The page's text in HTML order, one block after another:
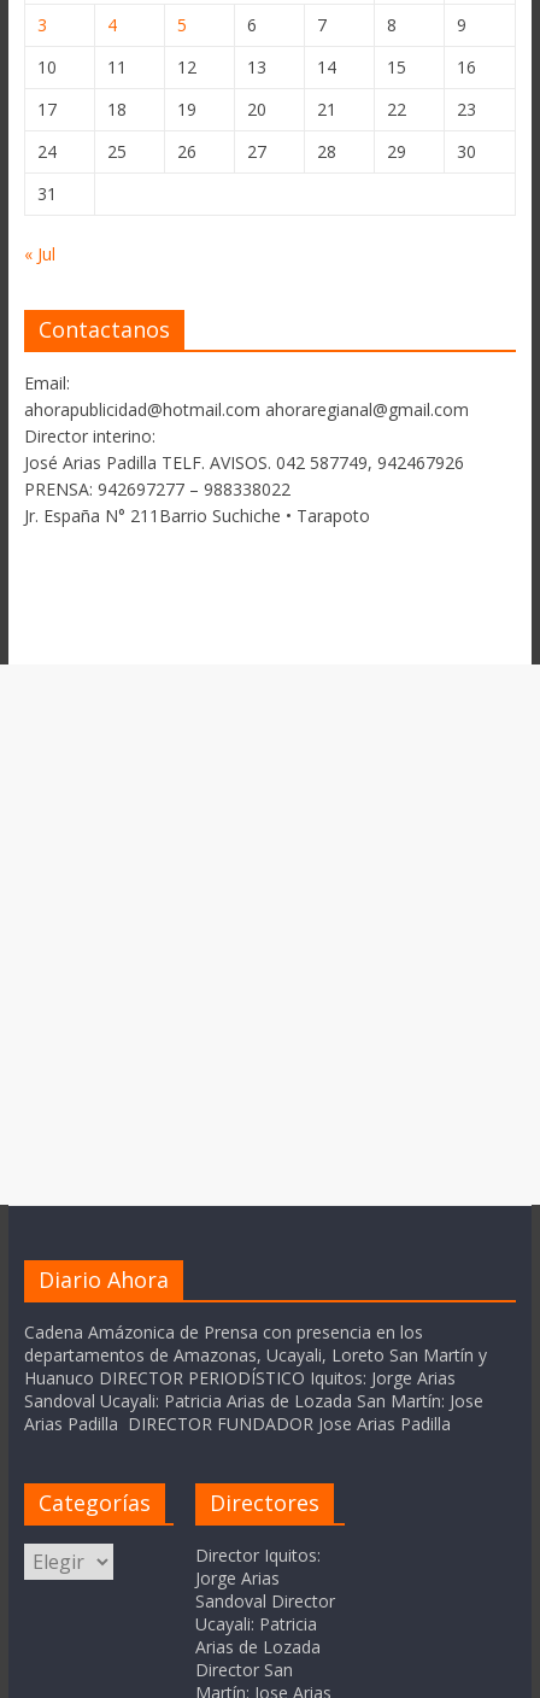
3
4 5 6 7 8
9
10
11 12 13 14 15
16
17
18 19 20 21 22
23
24
25 26 27 28 29
30
31
« Jul
Contactanos
Email:
ahorapublicidad@hotmail.com ahoraregianal@gmail.com
Director interino:
José Arias Padilla TELF. AVISOS. 042 587749, 942467926
PRENSA: 942697277 – 988338022
Jr. España N° 211Barrio Suchiche • Tarapoto
Diario Ahora
Cadena Amázonica de Prensa con presencia en los
departamentos de Amazonas, Ucayali, Loreto San Martín y
Huanuco DIRECTOR PERIODÍSTICO Iquitos: Jorge Arias
Sandoval Ucayali: Patricia Arias de Lozada San Martín: Jose
Arias Padilla DIRECTOR FUNDADOR Jose Arias Padilla
Categorías
Categorías
Directores
Director Iquitos:
Jorge Arias
Sandoval Director
Ucayali: Patricia
Arias de Lozada
Director San
Martín: Jose Arias